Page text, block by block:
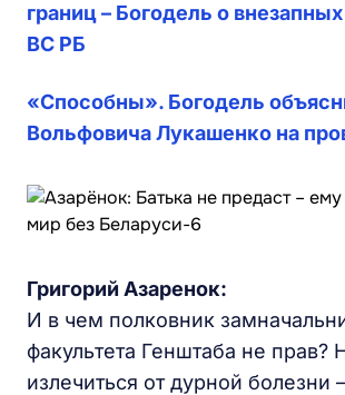
границ – Богодель о
ВС РБ
«Способны». Богодель
Вольфовича Лукашенко на
Григорий Азаренок:
И в чем полковник
факультета Генштаба не прав?
излечиться от дурной болезни